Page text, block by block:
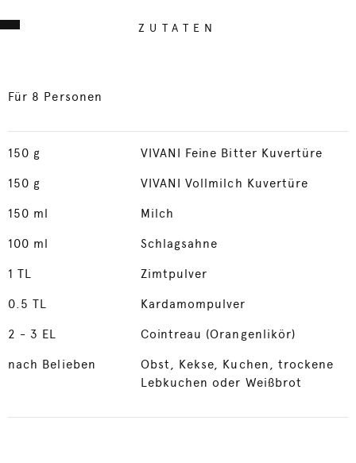
ZUTATEN
Für 8 Personen
150 g VIVANI Feine Bitter Kuvertüre
150 g VIVANI Vollmilch Kuvertüre
150 ml Milch
100 ml Schlagsahne
1TL Zimtpulver
0.5TL Kardamompulver
2 - 3 EL Cointreau (Orangenlikör)
nach Belieben
Obst, Kekse, Kuchen, trockene
Lebkuchen oder Weißbrot